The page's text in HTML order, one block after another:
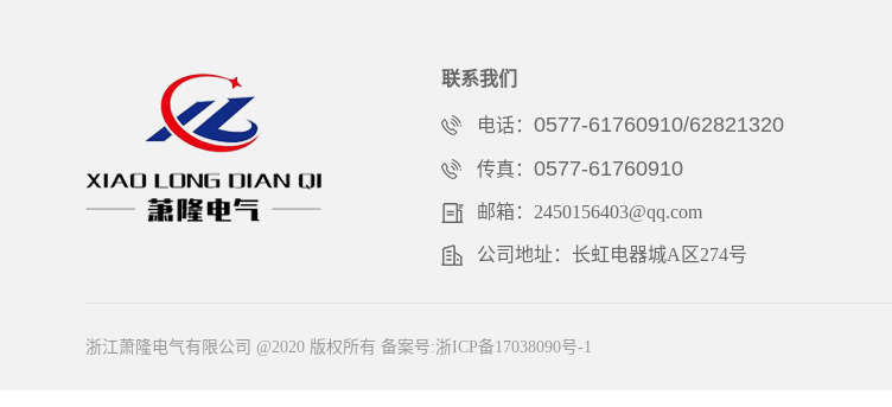
联系我们
电话： 0577-61760910/62821320
传真： 0577-61760910
邮箱：2450156403@qq.com
公司地址：长虹电器城A区274号
浙江萧隆电气有限公司 @2020 版权所有 备案号:浙ICP备17038090号-1